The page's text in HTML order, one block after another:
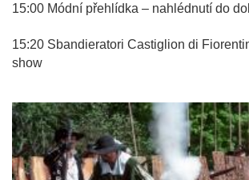
15:00 Módní přehlídka – nahlédnutí do
15:20 Sbandieratori Castiglion di
show